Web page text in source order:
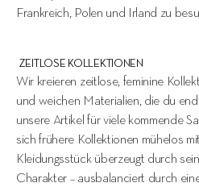
Frankreich, Polen und Irland zu
ZEITLOSE KOLLEKTIONEN
Wir kreieren zeitlose, feminine
und weichen Materialien, die du
unsere Artikel für viele kommende
sich frühere Kollektionen mühelos
Kleidungsstück überzeugt durch
Charakter – ausbalanciert durch